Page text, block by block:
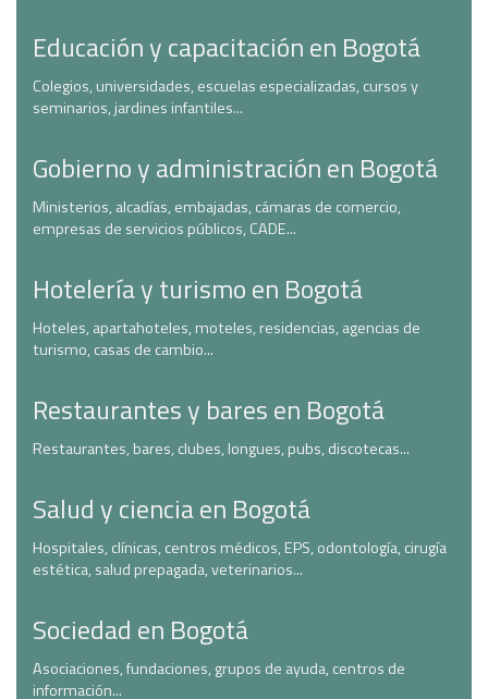
Educación y capacitación en Bogotá
Colegios, universidades, escuelas especializadas, cursos y
seminarios, jardines infantiles...
Gobierno y administración en Bogotá
Ministerios, alcadías, embajadas, cámaras de comercio,
empresas de servicios públicos, CADE...
Hotelería y turismo en Bogotá
Hoteles, apartahoteles, moteles, residencias, agencias de
turismo, casas de cambio...
Restaurantes y bares en Bogotá
Restaurantes, bares, clubes, longues, pubs, discotecas...
Salud y ciencia en Bogotá
Hospitales, clínicas, centros médicos, EPS, odontología, cirugía
estética, salud prepagada, veterinarios...
Sociedad en Bogotá
Asociaciones, fundaciones, grupos de ayuda, centros de
información...